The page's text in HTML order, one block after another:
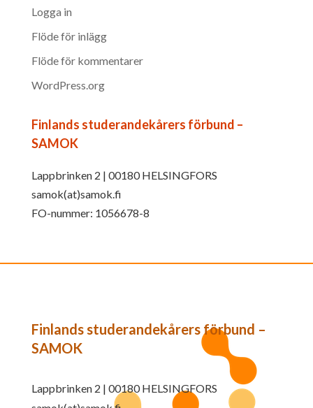
Logga in
Flöde för inlägg
Flöde för kommentarer
WordPress.org
Finlands studerandekårers förbund –
SAMOK
Lappbrinken 2 | 00180 HELSINGFORS
samok(at)samok.fi
FO-nummer: 1056678-8
Finlands studerandekårers förbund –
SAMOK
Lappbrinken 2 | 00180 HELSINGFORS